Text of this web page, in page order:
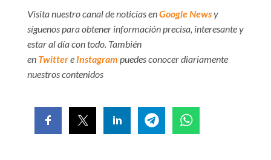
Visita nuestro canal de noticias enGoogle Newsy
síguenos para obtener información precisa, interesante y
estar al día con todo. También
en Twittere Instagram puedes conocer diariamente
nuestros contenidos